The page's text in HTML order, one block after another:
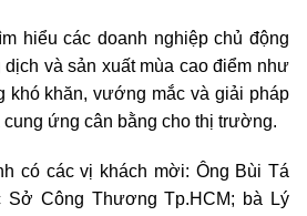
hiểu các doanh nghiệp chủ động
và sản xuất mùa cao điểm như
khó khăn, vướng mắc và giải pháp
ứng cân bằng cho thị trường.
có các vị khách mời: Ông Bùi Tá
Sở Công Thương Tp.HCM; bà Lý